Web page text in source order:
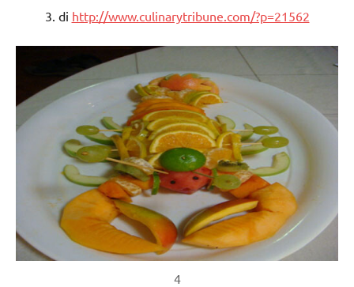
3. di http://www.culinarytribune.com/?p=21562
4